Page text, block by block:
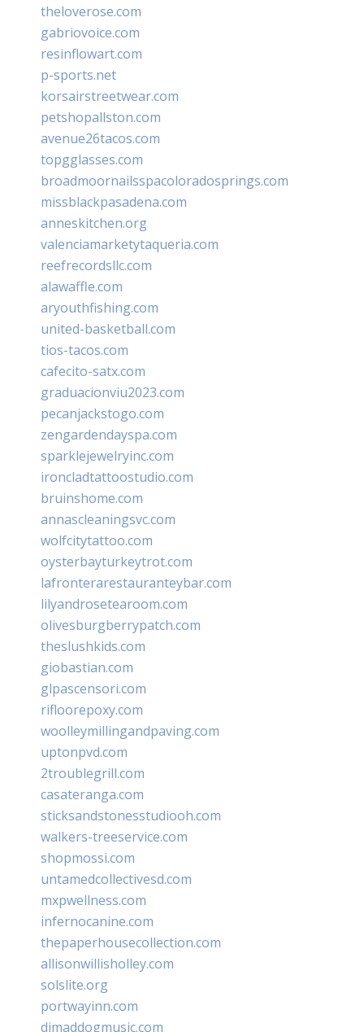
theloverose.com
gabriovoice.com
resinflowart.com
p-sports.net
korsairstreetwear.com
petshopallston.com
avenue26tacos.com
topgglasses.com
broadmoornailsspacoloradosprings.com
missblackpasadena.com
anneskitchen.org
valenciamarketytaqueria.com
reefrecordsllc.com
alawaffle.com
aryouthfishing.com
united-basketball.com
tios-tacos.com
cafecito-satx.com
graduacionviu2023.com
pecanjackstogo.com
zengardendayspa.com
sparklejewelryinc.com
ironcladtattoostudio.com
bruinshome.com
annascleaningsvc.com
wolfcitytattoo.com
oysterbayturkeytrot.com
lafronterarestauranteybar.com
lilyandrosetearoom.com
olivesburgberrypatch.com
theslushkids.com
giobastian.com
glpascensori.com
rifloorepoxy.com
woolleymillingandpaving.com
uptonpvd.com
2troublegrill.com
casateranga.com
sticksandstonesstudiooh.com
walkers-treeservice.com
shopmossi.com
untamedcollectivesd.com
mxpwellness.com
infernocanine.com
thepaperhousecollection.com
allisonwillisholley.com
solslite.org
portwayinn.com
djmaddogmusic.com